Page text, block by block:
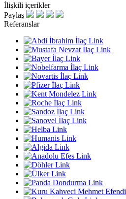
İlişkili içerikler
Paylaş
Referanslar